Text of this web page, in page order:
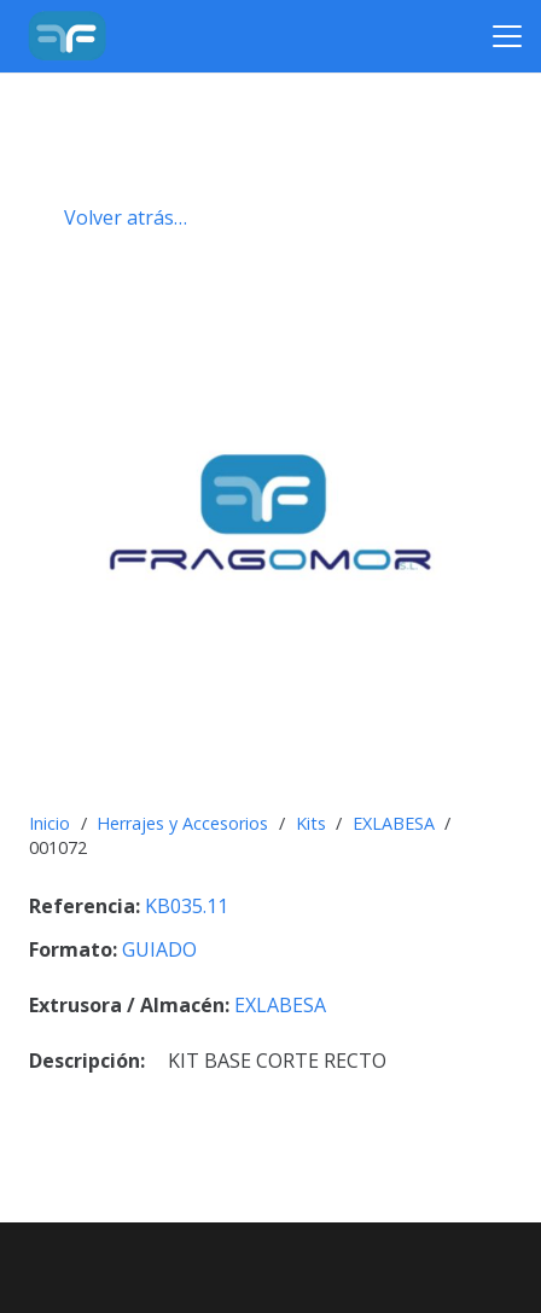
Volver atrás…
Inicio / Herrajes y Accesorios / Kits / EXLABESA /
001072
Referencia: KB035.11
Formato:GUIADO
Extrusora / Almacén: EXLABESA
Descripción: KIT BASE CORTE RECTO